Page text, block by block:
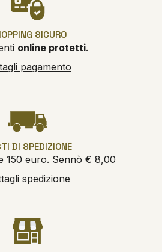
SICURO
online protetti.
pagamento
DI SPEDIZIONE
150 euro. Sennò € 8,00
spedizione